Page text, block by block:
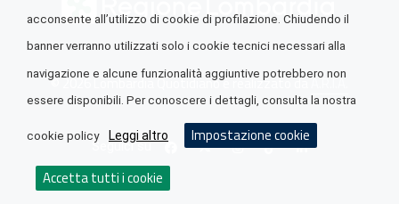
© 2026 Lombardia Quotidiano è realizzato daA.R.I.A.
Seguici su
acconsente all’utilizzo di cookie di profilazione. Chiudendo il
banner verranno utilizzati solo i cookie tecnici necessari alla
navigazione e alcune funzionalità aggiuntive potrebbero non
essere disponibili. Per conoscere i dettagli, consulta la nostra
cookie policy Leggi altro Impostazione cookie
Accetta tutti i cookie